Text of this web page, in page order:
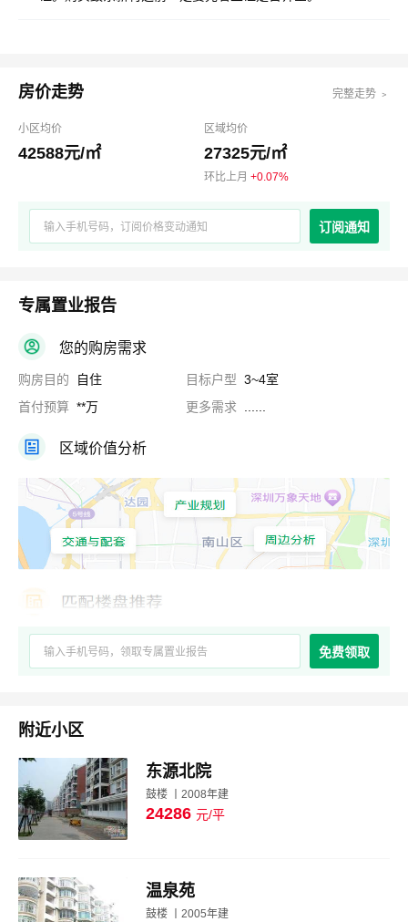
房价走势 完整走势 ﹥
小区均价
42588元/㎡
区域均价
27325元/㎡
环比上月 +0.07%
订阅通知
专属置业报告
您的购房需求
购房目的 自住 目标户型 3~4室
首付预算 **万 更多需求
区域价值分析
免费领取
附近小区
图片
东源北院
鼓楼 丨2008年建
24286 元/平
温泉苑
鼓楼 丨2005年建